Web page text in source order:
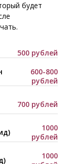
будет
500 рублей
600-800
рублей
700 рублей
1000
рублей
1000